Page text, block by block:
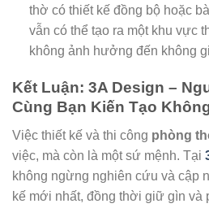
thờ có thiết kế đồng bộ hoặc
vẫn có thể tạo ra một khu vực
không ảnh hưởng đến không
Kết Luận: 3A Design –
Cùng Bạn Kiến Tạo
Việc thiết kế và thi công phòng
việc, mà còn là một sứ mệnh. Tại
không ngừng nghiên cứu và cập
kế mới nhất, đồng thời giữ gìn và